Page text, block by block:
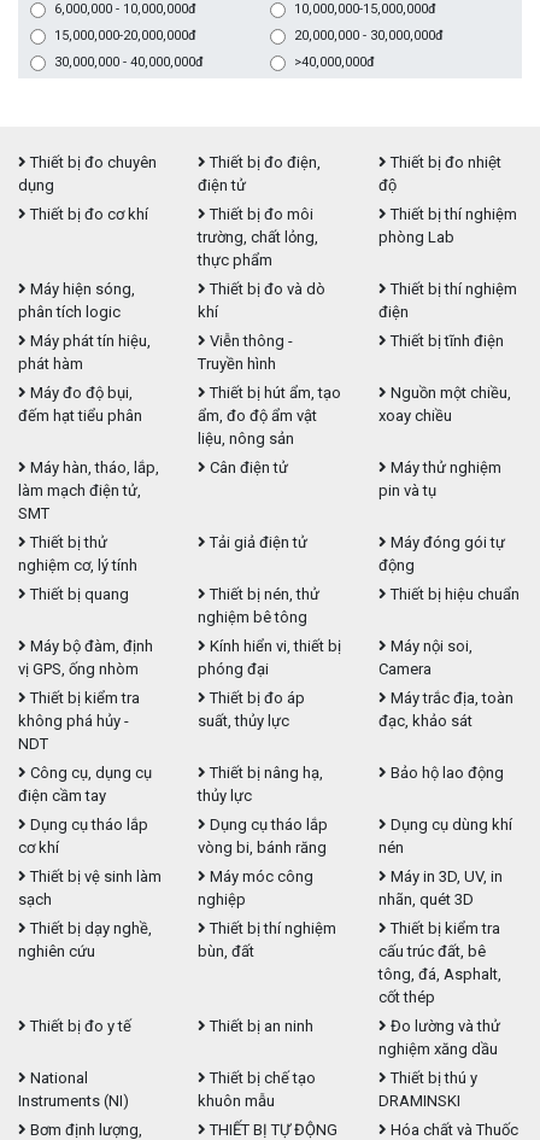
6,000,000 - 10,000,000đ
10,000,000-15,000,000đ
15,000,000-20,000,000đ
20,000,000 - 30,000,000đ
30,000,000 - 40,000,000đ
>40,000,000đ
Thiết bị đo chuyên
dụng
Thiết bị đo điện,
điện tử
Thiết bị đo nhiệt
độ
Thiết bị đo cơ khí
Thiết bị đo môi
trường, chất lỏng,
thực phẩm
Thiết bị thí nghiệm
phòng Lab
Máy hiện sóng,
phân tích logic
Thiết bị đo và dò
khí
Thiết bị thí nghiệm
điện
Máy phát tín hiệu,
phát hàm
Viễn thông -
Truyền hình
Thiết bị tĩnh điện
Máy đo độ bụi,
đếm hạt tiểu phân
Thiết bị hút ẩm, tạo
ẩm, đo độ ẩm vật
liệu, nông sản
Nguồn một chiều,
xoay chiều
Máy hàn, tháo, lắp,
làm mạch điện tử,
SMT
Cân điện tử
Máy thử nghiệm
pin và tụ
Thiết bị thử
nghiệm cơ, lý tính
Tải giả điện tử
Máy đóng gói tự
động
Thiết bị quang
Thiết bị nén, thử
nghiệm bê tông
Thiết bị hiệu chuẩn
Máy bộ đàm, định
vị GPS, ống nhòm
Kính hiển vi, thiết bị
phóng đại
Máy nội soi,
Camera
Thiết bị kiểm tra
không phá hủy -
NDT
Thiết bị đo áp
suất, thủy lực
Máy trắc địa, toàn
đạc, khảo sát
Công cụ, dụng cụ
điện cầm tay
Thiết bị nâng hạ,
thủy lực
Bảo hộ lao động
Dụng cụ tháo lắp
cơ khí
Dụng cụ tháo lắp
vòng bi, bánh răng
Dụng cụ dùng khí
nén
Thiết bị vệ sinh làm
sạch
Máy móc công
nghiệp
Máy in 3D, UV, in
nhãn, quét 3D
Thiết bị dạy nghề,
nghiên cứu
Thiết bị thí nghiệm
bùn, đất
Thiết bị kiểm tra
cấu trúc đất, bê
tông, đá, Asphalt,
cốt thép
Thiết bị đo y tế
Thiết bị an ninh
Đo lường và thử
nghiệm xăng dầu
National
Instruments (NI)
Thiết bị chế tạo
khuôn mẫu
Thiết bị thú y
DRAMINSKI
Bơm định lượng,
THIẾT BỊ TỰ ĐỘNG
Hóa chất và Thuốc